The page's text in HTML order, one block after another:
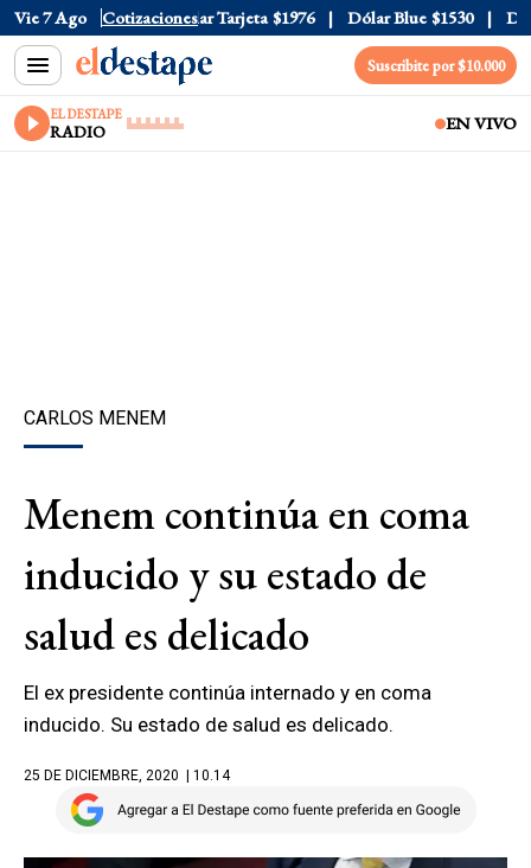
Vie 7 Ago Cotizaciones
Oficial $1520 Dólar Tarjeta $1976 Dólar Blue $1530
Suscribite por $10.000
EL DESTAPE
RADIO EN VIVO
CARLOS MENEM
Menem continúa en coma
inducido y su estado de
salud es delicado
El ex presidente continúa internado y en coma
inducido. Su estado de salud es delicado.
25 DE DICIEMBRE, 2020 | 10.14